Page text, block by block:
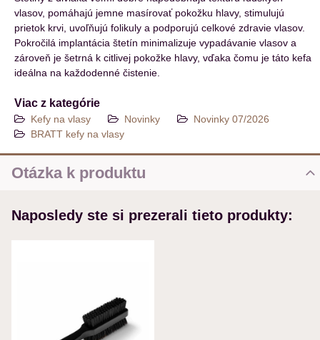
vlasov, pomáhajú jemne masírovať pokožku hlavy, stimulujú
prietok krvi, uvoľňujú folikuly a podporujú celkové zdravie vlasov.
Pokročilá implantácia štetín minimalizuje vypadávanie vlasov a
zároveň je šetrná k citlivej pokožke hlavy, vďaka čomu je táto kefa
ideálna na každodenné čistenie.
Viac z kategórie
Kefy na vlasy Novinky
Novinky 07/2026
BRATT kefy na vlasy
Otázka k produktu
MENO
VAŠA OTÁZKA K PRODUKTU
Naposledy ste si prezerali tieto produkty: